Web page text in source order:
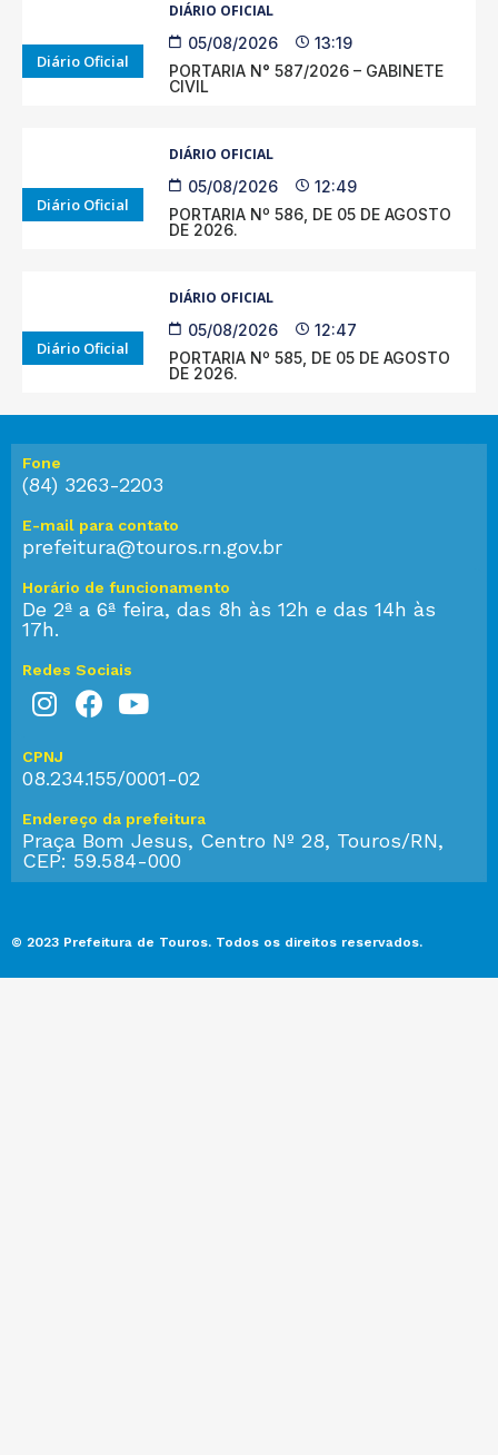
Diário Oficial
DIÁRIO OFICIAL
05/08/2026
13:19
PORTARIA N° 587/2026 – GABINETE
CIVIL
Diário Oficial
DIÁRIO OFICIAL
05/08/2026
12:49
PORTARIA Nº 586, DE 05 DE AGOSTO
DE 2026.
Diário Oficial
DIÁRIO OFICIAL
05/08/2026
12:47
PORTARIA Nº 585, DE 05 DE AGOSTO
DE 2026.
Fone
(84) 3263-2203
E-mail para contato
prefeitura@touros.rn.gov.br
Horário de funcionamento
De 2ª a 6ª feira, das 8h às 12h e das 14h às
17h.
Redes Sociais
CPNJ
08.234.155/0001-02
Endereço da prefeitura
Praça Bom Jesus, Centro Nº 28, Touros/RN,
CEP: 59.584-000
© 2023 Prefeitura de Touros. Todos os direitos reservados.